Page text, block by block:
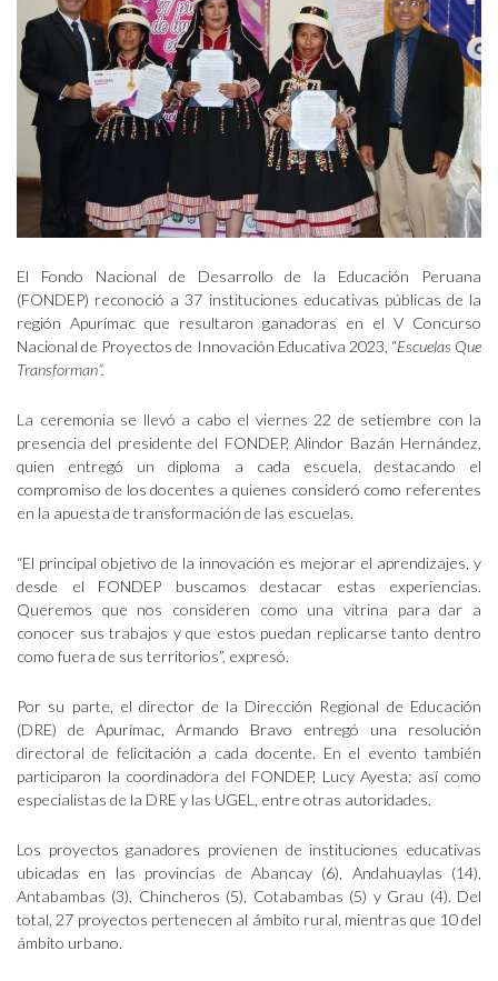
El Fondo Nacional de Desarrollo de la Educación Peruana
(FONDEP) reconoció a 37 instituciones educativas públicas de la
región Apurímac que resultaron ganadoras en el V Concurso
Nacional de Proyectos de Innovación Educativa 2023, “Escuelas Que
Transforman”.
La ceremonia se llevó a cabo el viernes 22 de setiembre con la
presencia del presidente del FONDEP, Alindor Bazán Hernández,
quien entregó un diploma a cada escuela, destacando el
compromiso de los docentes a quienes consideró como referentes
en la apuesta de transformación de las escuelas.
“El principal objetivo de la innovación es mejorar el aprendizajes, y
desde el FONDEP buscamos destacar estas experiencias.
Queremos que nos consideren como una vitrina para dar a
conocer sus trabajos y que estos puedan replicarse tanto dentro
como fuera de sus territorios”, expresó.
Por su parte, el director de la Dirección Regional de Educación
(DRE) de Apurímac, Armando Bravo entregó una resolución
directoral de felicitación a cada docente. En el evento también
participaron la coordinadora del FONDEP, Lucy Ayesta; así como
especialistas de la DRE y las UGEL, entre otras autoridades.
Los proyectos ganadores provienen de instituciones educativas
ubicadas en las provincias de Abancay (6), Andahuaylas (14),
Antabambas (3), Chincheros (5), Cotabambas (5) y Grau (4). Del
total, 27 proyectos pertenecen al ámbito rural, mientras que 10 del
ámbito urbano.